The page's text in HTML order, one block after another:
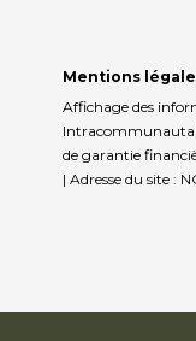
Mentions
Affichage des
de garantie
| Adresse du site :